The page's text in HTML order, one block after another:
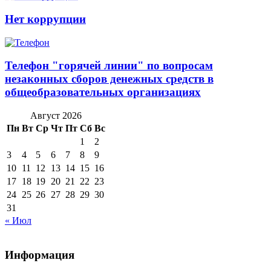
Нет коррупции
Телефон "горячей линии" по вопросам
незаконных сборов денежных средств в
общеобразовательных организациях
Август 2026
Пн Вт Ср Чт Пт Сб Вс
1
2
3
4 5 6 7 8
9
10 11 12 13 14 15 16
17 18 19 20 21 22 23
24 25 26 27 28 29 30
31
« Июл
Информация